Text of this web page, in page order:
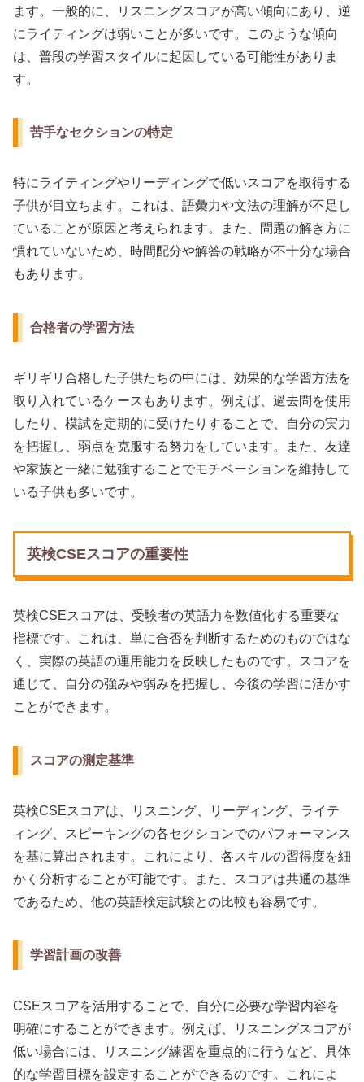
ます。一般的に、リスニングスコアが高い傾向にあり、逆
にライティングは弱いことが多いです。このような傾向
は、普段の学習スタイルに起因している可能性がありま
す。
苦手なセクションの特定
特にライティングやリーディングで低いスコアを取得する
子供が目立ちます。これは、語彙力や文法の理解が不足し
ていることが原因と考えられます。また、問題の解き方に
慣れていないため、時間配分や解答の戦略が不十分な場合
もあります。
合格者の学習方法
ギリギリ合格した子供たちの中には、効果的な学習方法を
取り入れているケースもあります。例えば、過去問を使用
したり、模試を定期的に受けたりすることで、自分の実力
を把握し、弱点を克服する努力をしています。また、友達
や家族と一緒に勉強することでモチベーションを維持して
いる子供も多いです。
英検CSEスコアの重要性
英検CSEスコアは、受験者の英語力を数値化する重要な
指標です。これは、単に合否を判断するためのものではな
く、実際の英語の運用能力を反映したものです。スコアを
通じて、自分の強みや弱みを把握し、今後の学習に活かす
ことができます。
スコアの測定基準
英検CSEスコアは、リスニング、リーディング、ライテ
ィング、スピーキングの各セクションでのパフォーマンス
を基に算出されます。これにより、各スキルの習得度を細
かく分析することが可能です。また、スコアは共通の基準
であるため、他の英語検定試験との比較も容易です。
学習計画の改善
CSEスコアを活用することで、自分に必要な学習内容を
明確にすることができます。例えば、リスニングスコアが
低い場合には、リスニング練習を重点的に行うなど、具体
的な学習目標を設定することができるのです。これによ